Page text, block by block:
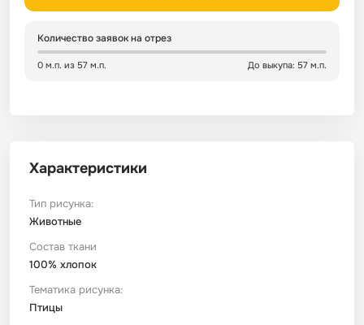
Количество заявок на отрез
0 м.п. из 57 м.п. До выкупа: 57 м.п.
Характеристики
Тип рисунка:
Животные
Состав ткани
100% хлопок
Тематика рисунка:
Птицы
Сатин
Сатин Страйп
Сатин Твил
Сетка
Ситец
ТиСи Твил
Трикотаж
Тюль
Фланель
Зеленый
Детский
Город / архитектура
Морская тема
Космос
Техника / транспорт